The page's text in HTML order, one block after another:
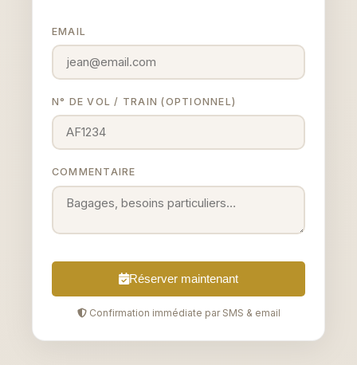
EMAIL
N° DE VOL / TRAIN (OPTIONNEL)
COMMENTAIRE
Réserver maintenant
Confirmation immédiate par SMS & email